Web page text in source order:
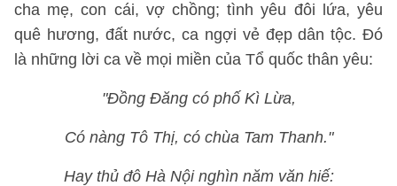
cha mẹ, con cái, vợ chồng; tình yêu đôi lứa, yêu
quê hương, đất nước, ca ngợi vẻ đẹp dân tộc. Đó
là những lời ca về mọi miền của Tổ quốc thân yêu:
"Đồng Đăng có phố Kì Lừa,
Có nàng Tô Thị, có chùa Tam Thanh."
Hay thủ đô Hà Nội nghìn năm văn hiế: